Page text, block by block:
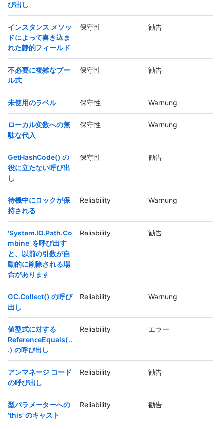
び出し
インスタンス メソッ
ドによって書き込ま
れた静的フィールド
保守性 勧告
不必要に複雑なブー
ル式
保守性 勧告
未使用のラベル 保守性 Warnung
ローカル変数への無
駄な代入
保守性 Warnung
GetHashCode() の
役に立たない呼び出
し
保守性 勧告
待機中にロックが保
持される
Reliability Warnung
'System.IO.Path.Co
mbine' を呼び出す
と、以前の引数が自
動的に削除される場
合があります
Reliability 勧告
GC.Collect() の呼び
出し
Reliability Warnung
値型式に対する
ReferenceEquals(..
.) の呼び出し
Reliability エラー
アンマネージ コード
の呼び出し
Reliability 勧告
型パラメーターへの
'this' のキャスト
Reliability 勧告